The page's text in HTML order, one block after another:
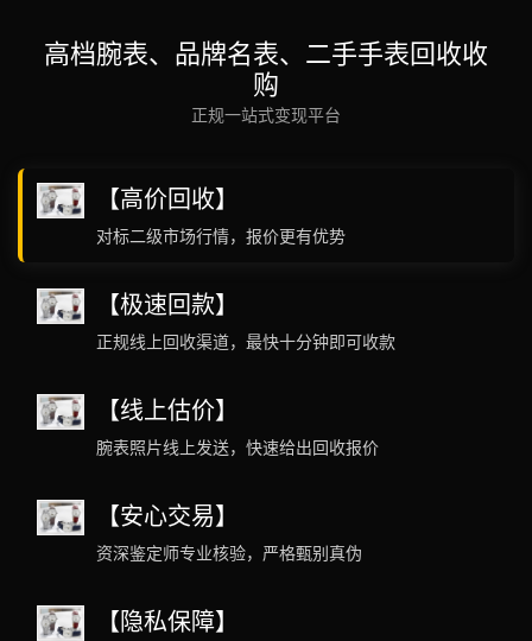
高档腕表、品牌名表、二手手表回收收
购
正规一站式变现平台
【高价回收】
对标二级市场行情，报价更有优势
【极速回款】
正规线上回收渠道，最快十分钟即可收款
【线上估价】
腕表照片线上发送，快速给出回收报价
【安心交易】
资深鉴定师专业核验，严格甄别真伪
【隐私保障】